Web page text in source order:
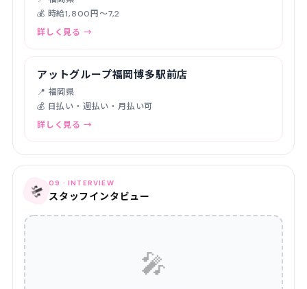
💰 時給1,800円〜7,2
詳しく見る →
アットグループ福岡博多駅前店
📍 福岡県
💰 日払い・週払い・月払い可
詳しく見る →
🎤 09 · INTERVIEW
スタッフインタビュー
🎤